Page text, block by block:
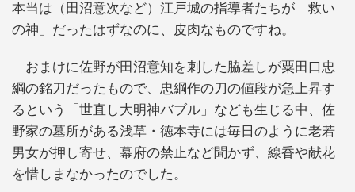
本当は（田沼意次など）江戸城の指導者たちが「救い
の神」だったはずなのに、皮肉なものですね。
おまけに佐野が田沼意知を刺した脇差しが粟田口忠
綱の銘刀だったもので、忠綱作の刀の値段が急上昇す
るという「世直し大明神バブル」なども生じる中、佐
野家の墓所がある浅草・徳本寺には毎日のように老若
男女が押し寄せ、幕府の禁止など聞かず、線香や献花
を惜しまなかったのでした。